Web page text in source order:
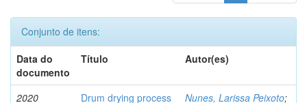
Conjunto de itens:
Data do
documento
Título Autor(es)
2020
Drum drying process
Nunes, Larissa Peixoto;